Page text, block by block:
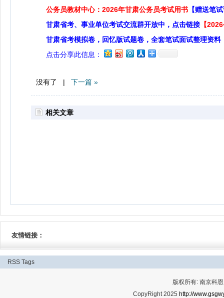
公务员教材中心：2026年甘肃公务员考试用书 【赠送笔
甘肃省考、事业单位考试交流群开放中，点击链接 【
甘肃省考模拟卷，回忆版试题卷，全套笔试面试整理资料
点击分享此信息：
没有了 | 下一篇 »
相关文章
友情链接：
RSS Tags
版权所有: 南京科
CopyRight 2025 http://